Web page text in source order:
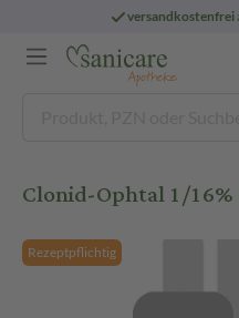
versandkostenfrei
Clonid-Ophtal 1/
Rezeptpflichtig